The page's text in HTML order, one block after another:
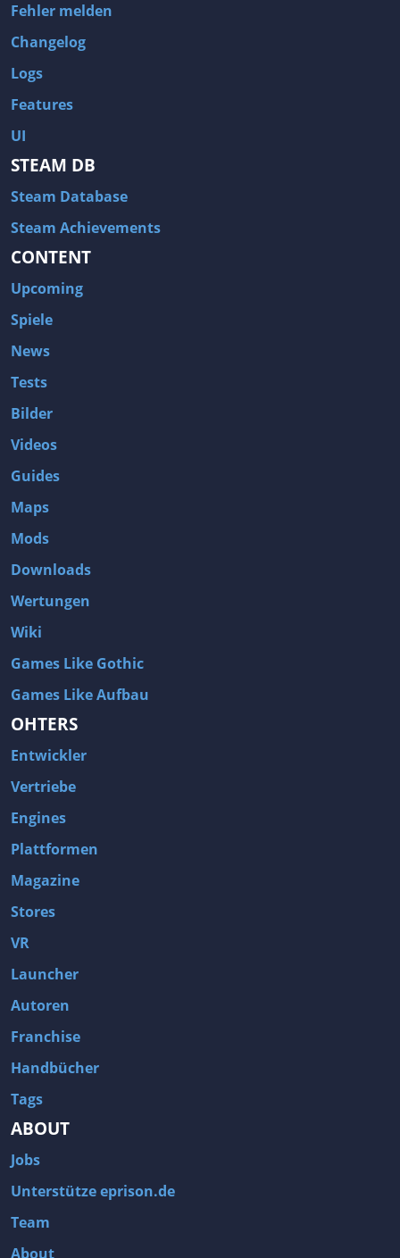
Fehler melden
Changelog
Logs
Features
UI
STEAM DB
Steam Database
Steam Achievements
CONTENT
Upcoming
Spiele
News
Tests
Bilder
Videos
Guides
Maps
Mods
Downloads
Wertungen
Wiki
Games Like Gothic
Games Like Aufbau
OHTERS
Entwickler
Vertriebe
Engines
Plattformen
Magazine
Stores
VR
Launcher
Autoren
Franchise
Handbücher
Tags
ABOUT
Jobs
Unterstütze eprison.de
Team
About